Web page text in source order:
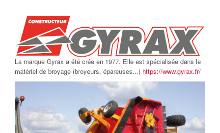
La marque Gyrax a été crée en 1977. Elle est spécialisée dans le
matériel de broyage (broyeurs, épareuses...) https://www.gyrax.fr/